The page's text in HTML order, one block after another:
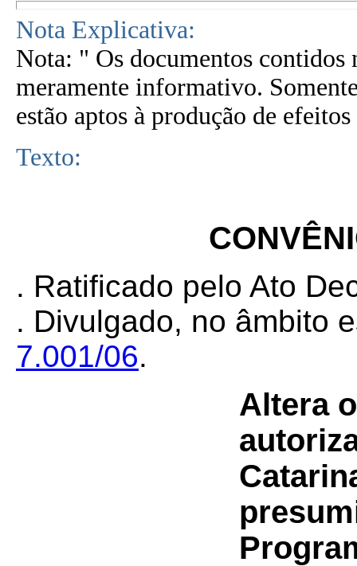
Nota Explicativa:
Nota: " Os documentos contidos
meramente informativo.
estão aptos à produção de
Texto:
. Ratificado pelo Ato
. Divulgado, no âmbito
7.001/06.
Altera